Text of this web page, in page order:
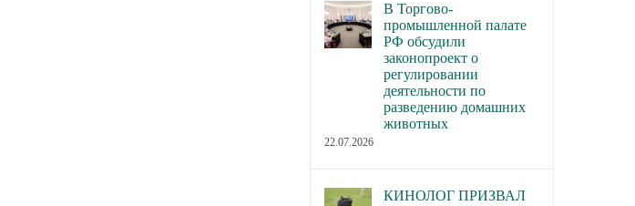
В Торгово-
промышленной палате
РФ обсудили
законопроект о
регулировании
деятельности по
разведению домашних
животных
22.07.2026
КИНОЛОГ ПРИЗВАЛ